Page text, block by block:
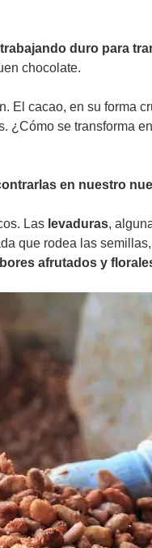
duro para
chocolate.
cacao, en su forma
se transforma
en nuestro
Las levaduras,
que rodea las
afrutados y